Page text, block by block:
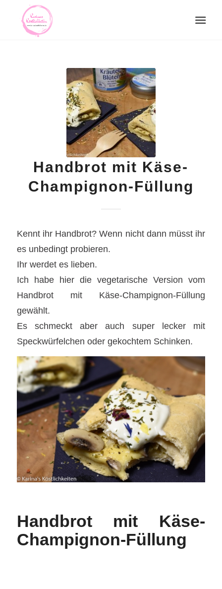
Handbrot mit Käse-
Champignon-Füllung
Kennt ihr Handbrot? Wenn nicht dann müsst ihr
es unbedingt probieren.
Ihr werdet es lieben.
Ich habe hier die vegetarische Version vom
Handbrot mit Käse-Champignon-Füllung
gewählt.
Es schmeckt aber auch super lecker mit
Speckwürfelchen oder gekochtem Schinken.
Handbrot mit Käse-
Champignon-Füllung